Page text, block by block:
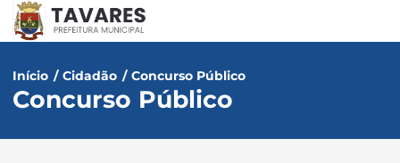
Início / Cidadão / Concurso Público
Concurso Público